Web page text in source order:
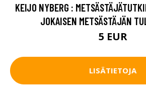
KEIJO NYBERG :
JOKAISEN METSÄSTÄJÄN
5 EUR
LISÄTIETOJA